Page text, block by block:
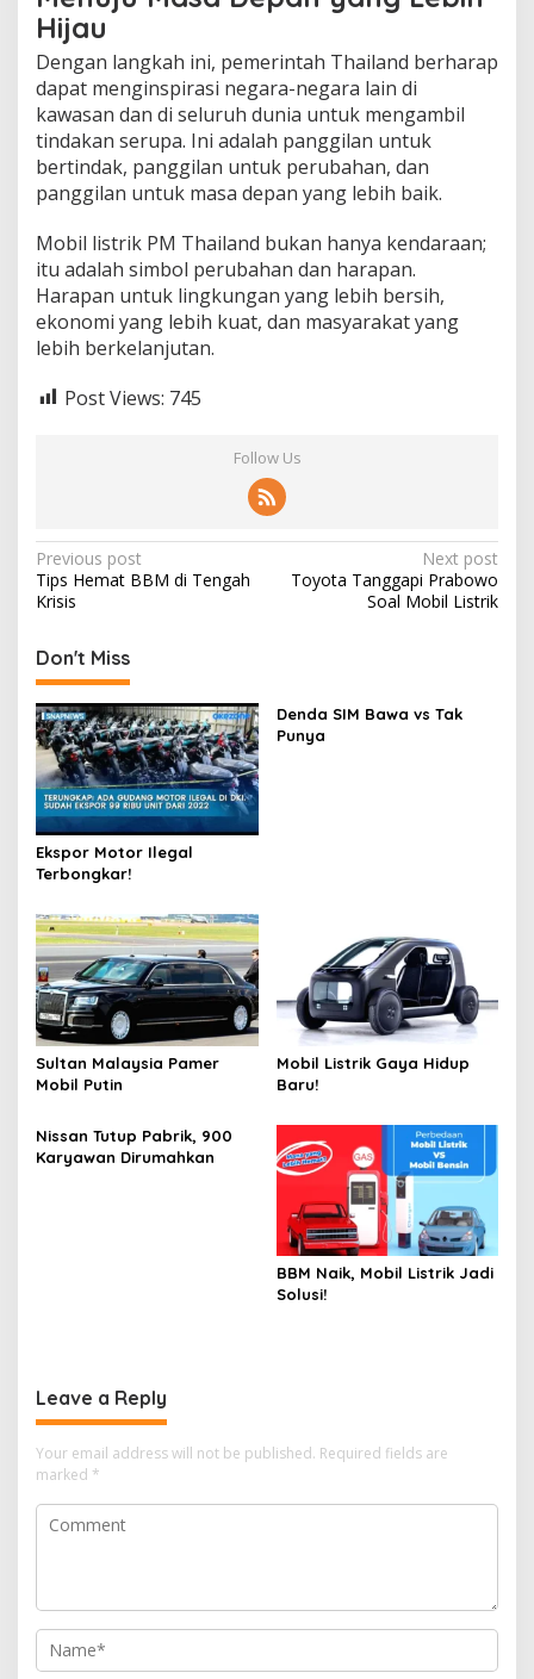
Hijau
Dengan langkah ini, pemerintah Thailand berharap
dapat menginspirasi negara-negara lain di
kawasan dan di seluruh dunia untuk mengambil
tindakan serupa. Ini adalah panggilan untuk
bertindak, panggilan untuk perubahan, dan
panggilan untuk masa depan yang lebih baik.
Mobil listrik PM Thailand bukan hanya kendaraan;
itu adalah simbol perubahan dan harapan.
Harapan untuk lingkungan yang lebih bersih,
ekonomi yang lebih kuat, dan masyarakat yang
lebih berkelanjutan.
Post Views: 745
Follow Us
Post
navigation
Previous post
Tips Hemat BBM di Tengah
Krisis
Next post
Toyota Tanggapi Prabowo
Soal Mobil Listrik
Don't Miss
Ekspor Motor Ilegal
Terbongkar!
Denda SIM Bawa vs Tak
Punya
Sultan Malaysia Pamer
Mobil Putin
Mobil Listrik Gaya Hidup
Baru!
Nissan Tutup Pabrik, 900
Karyawan Dirumahkan
BBM Naik, Mobil Listrik Jadi
Solusi!
Leave a Reply
Your email address will not be published. Required fields are
marked *